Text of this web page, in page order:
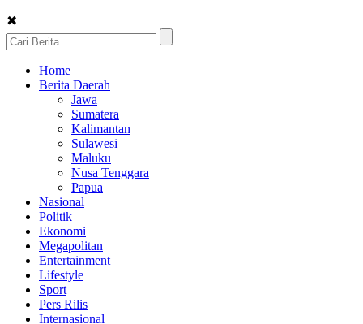
✖
Home
Berita Daerah
Jawa
Sumatera
Kalimantan
Sulawesi
Maluku
Nusa Tenggara
Papua
Nasional
Politik
Ekonomi
Megapolitan
Entertainment
Lifestyle
Sport
Pers Rilis
Internasional